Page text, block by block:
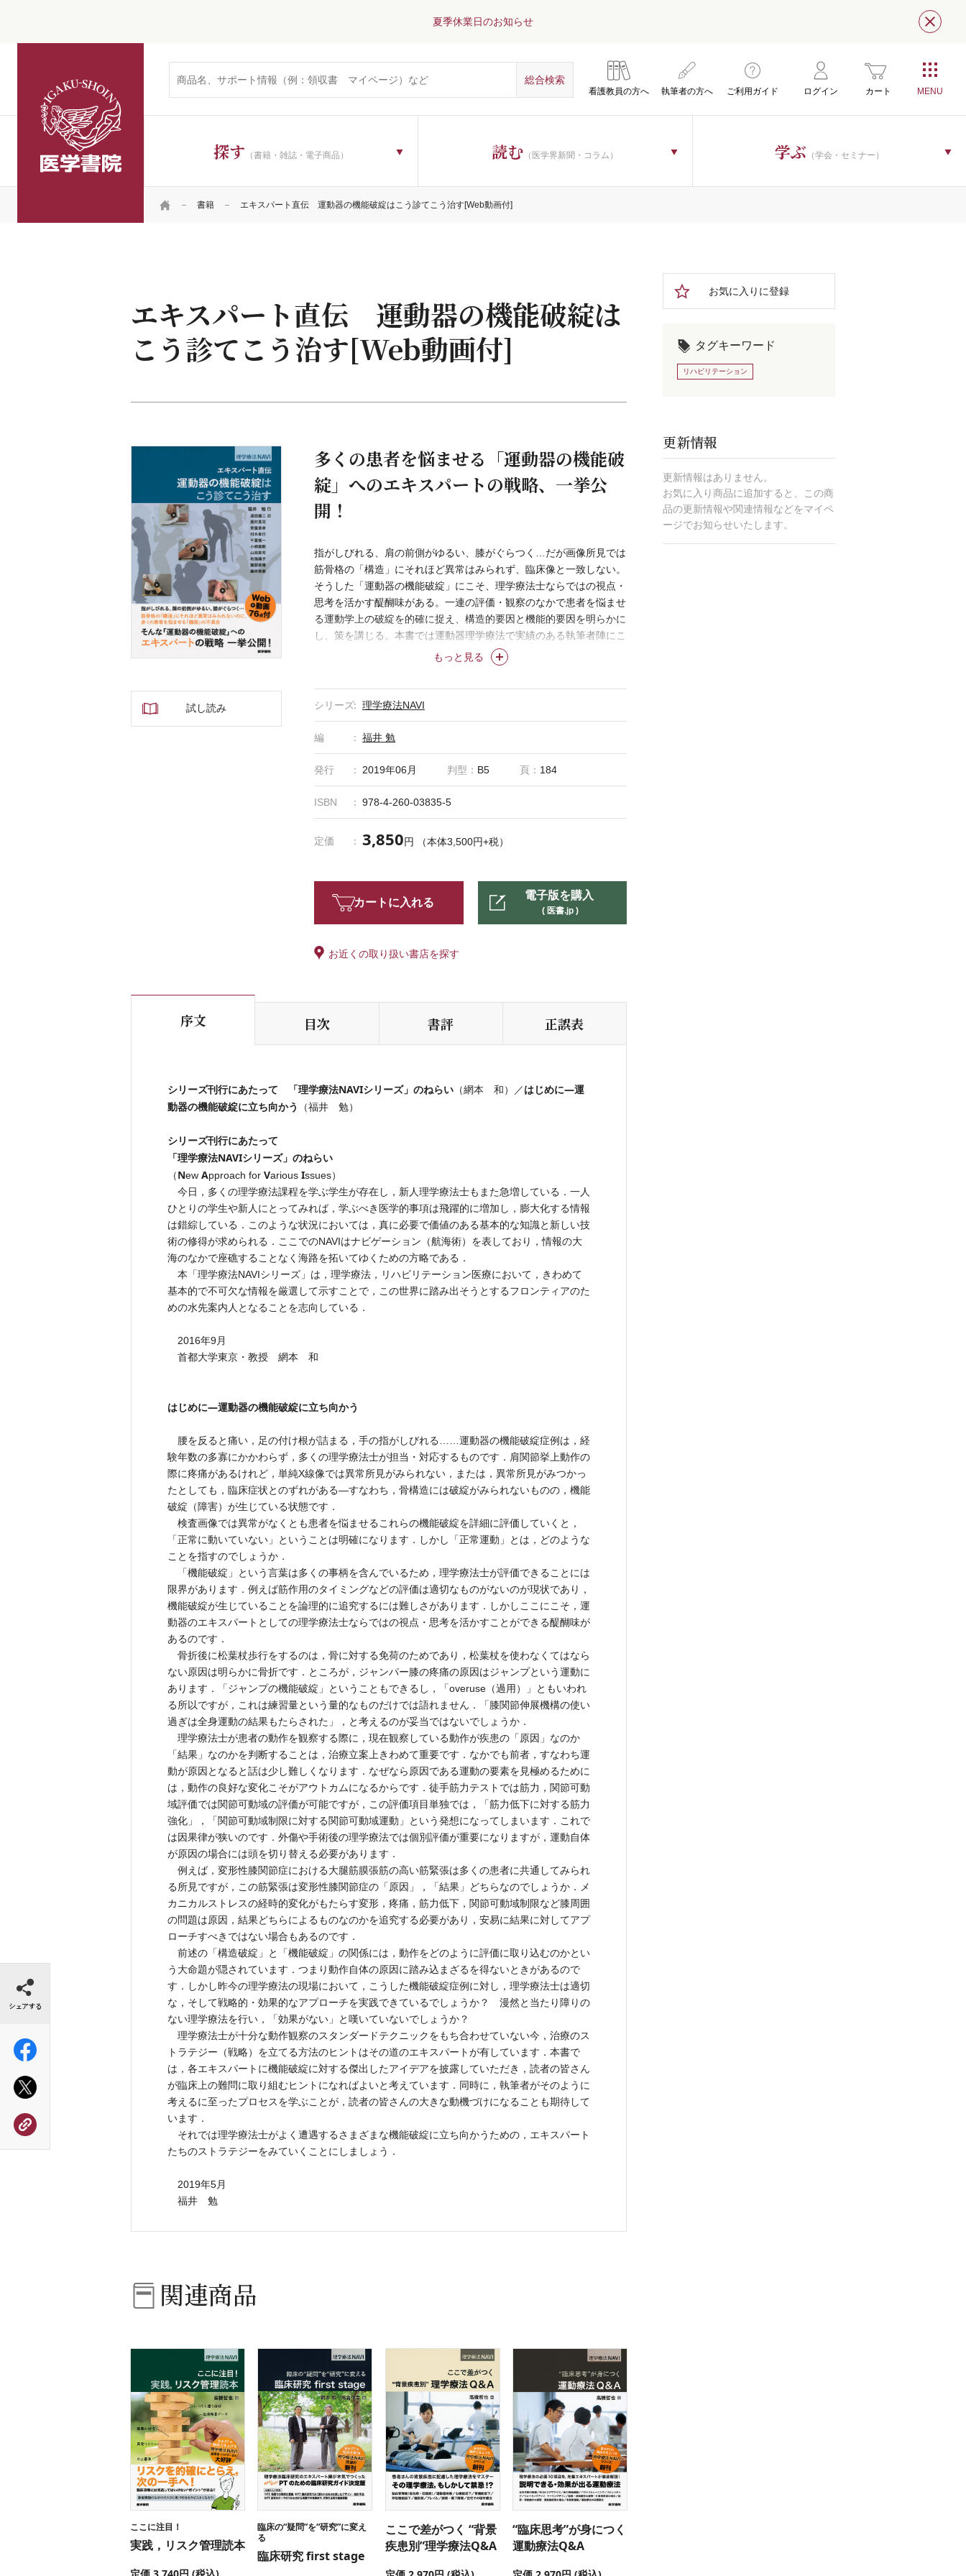
夏季休業日のお知らせ 閉じ
看護教員の方へ 執筆者の方へ ご利用ガイド ログイン カート
探す （書籍・雑誌・電子商品） 読む （医学界新聞・コラム） 学ぶ （学会・セミナー）
HOME 書籍 エキスパート直伝 運動器の機能破綻はこう診てこう治す[Web動画付]
エキスパート直伝 運動器の機能破綻は
こう診てこう治す[Web動画付]
試し読み
多くの患者を悩ませる「運動器の機能破
綻」へのエキスパートの戦略、一挙公
開！
もっと見る
指がしびれる、肩の前側がゆるい、膝がぐらつく…だが画像所見では
筋骨格の「構造」にそれほど異常はみられず、臨床像と一致しない。
そうした「運動器の機能破綻」にこそ、理学療法士ならではの視点・
思考を活かす醍醐味がある。一連の評価・観察のなかで患者を悩ませ
る運動学上の破綻を的確に捉え、構造的要因と機能的要因を明らかに
し、策を講じる。本書では運動器理学療法で実績のある執筆者陣にこ
れらの戦略を披瀝いただいた。
シリーズ 理学療法NAVI
編 福井 勉
発行 2019年06月 判型： B5 頁： 184
ISBN 978-4-260-03835-5
定価 3,850円 （本体3,500円+税）
カートに入れる
電子版を購入
( 医書.jp )
お近くの取り扱い書店を探す
序文 目次 書評 正誤表
シリーズ刊行にあたって 「理学療法NAVIシリーズ」のねらい （網本 和）／はじめに―運
動器の機能破綻に立ち向かう
（福井 勉）
シリーズ刊行にあたって
「理学療法NAVIシリーズ」のねらい
（New Approach for Various Issues）
今日，多くの理学療法課程を学ぶ学生が存在し，新人理学療法士もまた急増している．一人
ひとりの学生や新人にとってみれば，学ぶべき医学的事項は飛躍的に増加し，膨大化する情報
は錯綜している．このような状況においては，真に必要で価値のある基本的な知識と新しい技
術の修得が求められる．ここでのNAVIはナビゲーション（航海術）を表しており，情報の大
海のなかで座礁することなく海路を拓いてゆくための方略である．
本「理学療法NAVIシリーズ」は，理学療法，リハビリテーション医療において，きわめて
基本的で不可欠な情報を厳選して示すことで，この世界に踏み出そうとするフロンティアのた
めの水先案内人となることを志向している．
2016年9月
首都大学東京・教授 網本 和
はじめに―運動器の機能破綻に立ち向かう
腰を反ると痛い，足の付け根が詰まる，手の指がしびれる……運動器の機能破綻症例は，経
験年数の多寡にかかわらず，多くの理学療法士が担当・対応するものです．肩関節挙上動作の
際に疼痛があるけれど，単純X線像では異常所見がみられない，または，異常所見がみつかっ
たとしても，臨床症状とのずれがある―すなわち，骨構造には破綻がみられないものの，機能
破綻（障害）が生じている状態です．
検査画像では異常がなくとも患者を悩ませるこれらの機能破綻を詳細に評価していくと，
「正常に動いていない」ということは明確になります．しかし「正常運動」とは，どのような
ことを指すのでしょうか．
「機能破綻」という言葉は多くの事柄を含んでいるため，理学療法士が評価できることには
限界があります．例えば筋作用のタイミングなどの評価は適切なものがないのが現状であり，
機能破綻が生じていることを論理的に追究するには難しさがあります．しかしここにこそ，運
動器のエキスパートとしての理学療法士ならではの視点・思考を活かすことができる醍醐味が
あるのです．
骨折後に松葉杖歩行をするのは，骨に対する免荷のためであり，松葉杖を使わなくてはなら
ない原因は明らかに骨折です．ところが，ジャンパー膝の疼痛の原因はジャンプという運動に
あります．「ジャンプの機能破綻」ということもできるし，「overuse（過用）」ともいわれ
る所以ですが，これは練習量という量的なものだけでは語れません．「膝関節伸展機構の使い
過ぎは全身運動の結果もたらされた」，と考えるのが妥当ではないでしょうか．
理学療法士が患者の動作を観察する際に，現在観察している動作が疾患の「原因」なのか
「結果」なのかを判断することは，治療立案上きわめて重要です．なかでも前者，すなわち運
動が原因となると話は少し難しくなります．なぜなら原因である運動の要素を見極めるために
は，動作の良好な変化こそがアウトカムになるからです．徒手筋力テストでは筋力，関節可動
域評価では関節可動域の評価が可能ですが，この評価項目単独では，「筋力低下に対する筋力
強化」，「関節可動域制限に対する関節可動域運動」という発想になってしまいます．これで
は因果律が狭いのです．外傷や手術後の理学療法では個別評価が重要になりますが，運動自体
が原因の場合には頭を切り替える必要があります．
例えば，変形性膝関節症における大腿筋膜張筋の高い筋緊張は多くの患者に共通してみられ
る所見ですが，この筋緊張は変形性膝関節症の「原因」，「結果」どちらなのでしょうか．メ
カニカルストレスの経時的変化がもたらす変形，疼痛，筋力低下，関節可動域制限など膝周囲
の問題は原因，結果どちらによるものなのかを追究する必要があり，安易に結果に対してアプ
ローチすべきではない場合もあるのです．
前述の「構造破綻」と「機能破綻」の関係には，動作をどのように評価に取り込むのかとい
う大命題が隠されています．つまり動作自体の原因に踏み込まざるを得ないときがあるので
す．しかし昨今の理学療法の現場において，こうした機能破綻症例に対し，理学療法士は適切
な，そして戦略的・効果的なアプローチを実践できているでしょうか？ 漫然と当たり障りの
ない理学療法を行い，「効果がない」と嘆いていないでしょうか？
理学療法士が十分な動作観察のスタンダードテクニックをもち合わせていない今，治療のス
トラテジー（戦略）を立てる方法のヒントはその道のエキスパートが有しています．本書で
は，各エキスパートに機能破綻に対する傑出したアイデアを披露していただき，読者の皆さん
が臨床上の難問に取り組むヒントになればよいと考えています．同時に，執筆者がそのように
考えるに至ったプロセスを学ぶことが，読者の皆さんの大きな動機づけになることも期待して
います．
それでは理学療法士がよく遭遇するさまざまな機能破綻に立ち向かうための，エキスパート
たちのストラテジーをみていくことにしましょう．
2019年5月
福井 勉
関連商品
ここに注目！
実践，リスク管理読本
臨床の“疑問”を“研究”に変え
る
臨床研究 first stage
ここで差がつく “背景
疾患別”理学療法Q&A
“臨床思考”が身につく
運動療法Q&A
お気に入りに登録
タグキーワード
リハビリテーション
更新情報
更新情報はありません。
お気に入り商品に追加すると、この商
品の更新情報や関連情報などをマイペ
ージでお知らせいたします。